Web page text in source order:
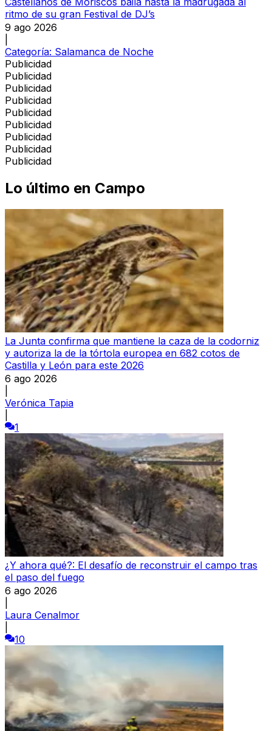
ritmo de su gran Festival de DJ’s
9 ago 2026
Categoría: Salamanca de Noche
Publicidad
Publicidad
Publicidad
Publicidad
Publicidad
Publicidad
Publicidad
Publicidad
Publicidad
Lo último en Campo
La Junta confirma que mantiene la caza de la codorniz
y autoriza la de la tórtola europea en 682 cotos de
Castilla y León para este 2026
6 ago 2026
Verónica Tapia
1
¿Y ahora qué?: El desafío de reconstruir el campo tras
el paso del fuego
6 ago 2026
Laura Cenalmor
10